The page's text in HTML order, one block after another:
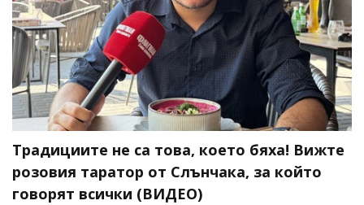
Традициите не са това, което бяха! Вижте
розовия таратор от Слънчака, за който
говорят всички (ВИДЕО)